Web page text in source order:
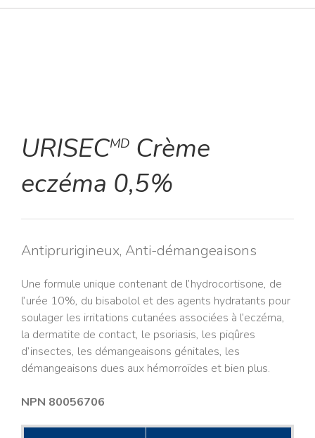
URISECMD Crème
eczéma 0,5%
Antiprurigineux, Anti-démangeaisons
Une formule unique contenant de l’hydrocortisone, de
l’urée 10%, du bisabolol et des agents hydratants pour
soulager les irritations cutanées associées à l’eczéma,
la dermatite de contact, le psoriasis, les piqûres
d’insectes, les démangeaisons génitales, les
démangeaisons dues aux hémorroïdes et bien plus.
NPN 80056706